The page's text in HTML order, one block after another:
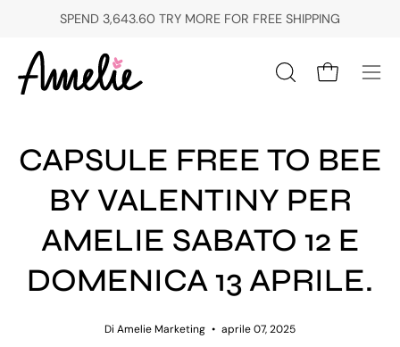
contenuto
SPEND 3,643.60 TRY MORE FOR FREE SHIPPING
Apri
di
ricerca
Apri carrello
Apri
CAPSULE FREE TO BEE
BY VALENTINY PER
AMELIE SABATO 12 E
DOMENICA 13 APRILE.
Di Amelie Marketing aprile 07, 2025